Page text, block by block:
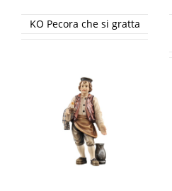
KO Pecora che si gratta